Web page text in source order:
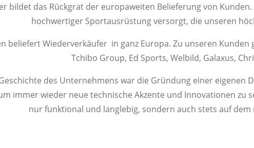
Red Line Serie
bildet das Rückgrat der europaweiten Belieferung von
hochwertiger Sportausrüstung versorgt, die unseren
beliefert Wiederverkäufer in ganz Europa. Zu unseren
Tchibo Group, Ed Sports, Welbild, Galaxus,
des Unternehmens war die Gründung einer eigenen
immer wieder neue technische Akzente und Innovationen zu
nur funktional und langlebig, sondern auch stets auf dem